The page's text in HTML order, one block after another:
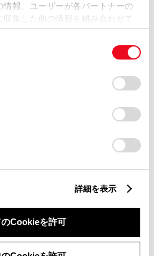
報、ユーザーが各パートナーの
集した他の情報を組み合わせて
ウェブサイトの使用を続行する
クッキー)が保存されることに同
クッキー)のオプトアウト、
たりするにあたっては、当社の
の取り扱いについて
」をご覧くだ
詳細を表示
Cookieを許可
当社指定日を除く）
い合わせはお待たせ
問い合わせ